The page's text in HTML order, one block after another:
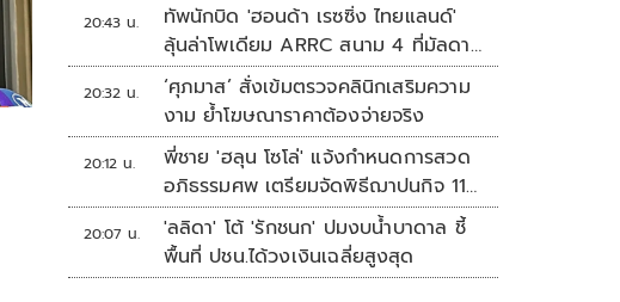
20:43 น.
ทัพนักบิด 'ฮอนด้า เรซซิ่ง ไทยแลนด์'
ลุ้นล่าโพเดียม ARRC สนาม 4 ที่มัลดาลิ
กา
20:32 น.
‘ศุภมาส’ สั่งเข้มตรวจคลินิกเสริมความ
งาม ย้ำโฆษณาราคาต้องจ่ายจริง
20:12 น.
พี่ชาย 'ฮลุน โซโล่' แจ้งกำหนดการสวด
อภิธรรมศพ เตรียมจัดพิธีฌาปนกิจ 11
ส.ค.
20:07 น.
'ลลิดา' โต้ 'รักชนก' ปมงบน้ำบาดาล ชี้
พื้นที่ ปชน.ได้วงเงินเฉลี่ยสูงสุด